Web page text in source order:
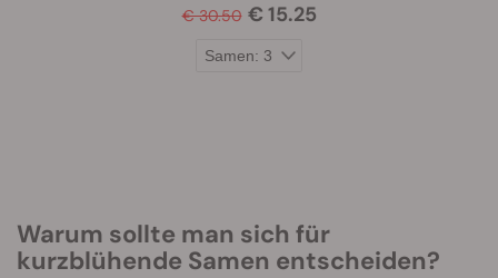
€ 30.50 € 15.25
Warum sollte man sich für
kurzblühende Samen entscheiden?